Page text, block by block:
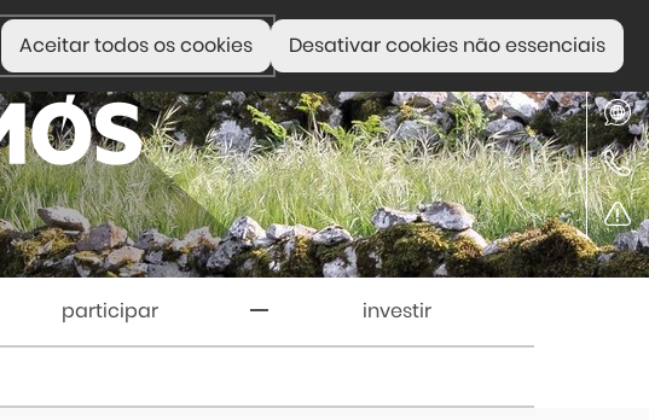
Aceitar todos os cookies Desativar cookies não essenciais
participar investir